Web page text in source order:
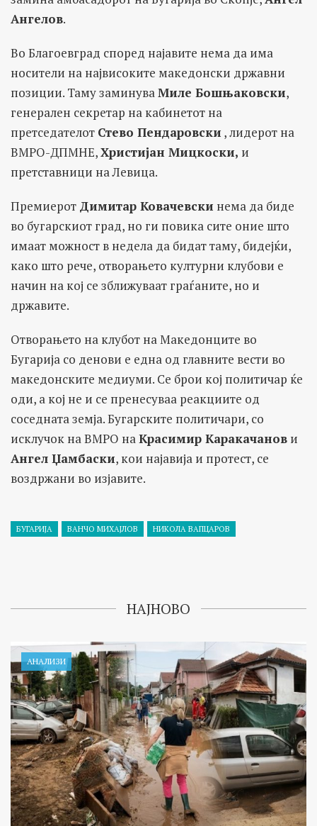
Ангелов.
Во Благоевград според најавите нема да има
носители на највисоките македонски државни
позиции. Таму заминуваМиле Бошњаковски,
генерален секретар на кабинетот на
претседателот Стево Пендаровски , лидерот на
ВМРО-ДПМНЕ,Христијан Мицкоски, и
претставници на Левица.
Премиерот Димитар Ковачевски нема да биде
во бугарскиот град, но ги повика сите оние што
имаат можност в недела да бидат таму, бидејќи,
како што рече, отворањето културни клубови е
начин на кој се зближуваат граѓаните, но и
државите.
Отворањето на клубот на Македонците во
Бугарија со денови е една од главните вести во
македонските медиуми. Се брои кој политичар ќе
оди, а кој не и се пренесуваа реакциите од
соседната земја. Бугарските политичари, со
исклучок на ВМРО наКрасимир Каракачанов и
Ангел Џамбаски, кои најавија и протест, се
воздржани во изјавите.
БУГАРИЈА ВАНЧО МИХАЈЛОВ НИКОЛА ВАПЦАРОВ
НАЈНОВО
АНАЛИЗИ